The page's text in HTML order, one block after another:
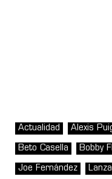
Actualidad Alexis
Beto Casella Bobby
Joe Fernández